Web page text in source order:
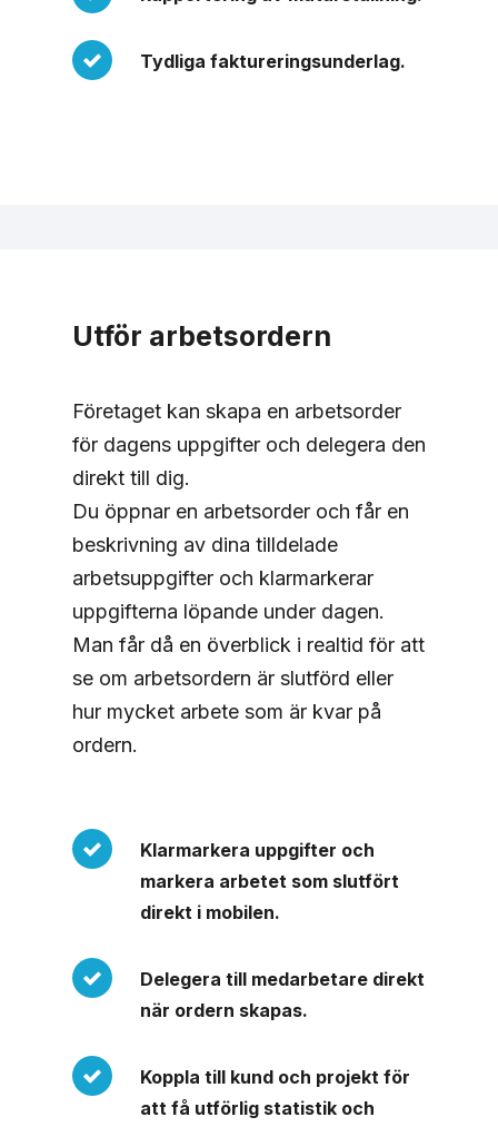
Tydliga faktureringsunderlag.
Utför arbetsordern
Företaget kan skapa en arbetsorder
för dagens uppgifter och delegera den
direkt till dig.
Du öppnar en arbetsorder och får en
beskrivning av dina tilldelade
arbetsuppgifter och klarmarkerar
uppgifterna löpande under dagen.
Man får då en överblick i realtid för att
se om arbetsordern är slutförd eller
hur mycket arbete som är kvar på
ordern.
Klarmarkera uppgifter och
markera arbetet som slutfört
direkt i mobilen.
Delegera till medarbetare direkt
när ordern skapas.
Koppla till kund och projekt för
att få utförlig statistik och